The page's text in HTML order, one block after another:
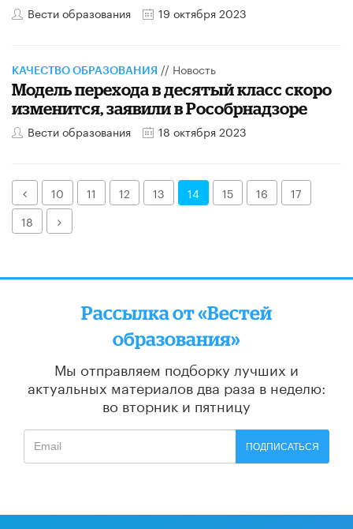
Вести образования 19 октября 2023
КАЧЕСТВО ОБРАЗОВАНИЯ // Новость
Модель перехода в десятый класс скоро
изменится, заявили в Рособрнадзоре
Вести образования 18 октября 2023
Назад10 11 12 13 14 15 16
17
18
Далее
Рассылка от «Вестей
образования»
Мы отправляем подборку лучших и
актуальных материалов два раза в неделю:
во вторник и пятницу
ПОДПИСАТЬСЯ